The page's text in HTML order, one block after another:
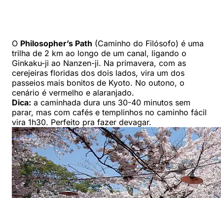
O Philosopher’s Path (Caminho do Filósofo) é uma
trilha de 2 km ao longo de um canal, ligando o
Ginkaku-ji ao Nanzen-ji. Na primavera, com as
cerejeiras floridas dos dois lados, vira um dos
passeios mais bonitos de Kyoto. No outono, o
cenário é vermelho e alaranjado.
Dica: a caminhada dura uns 30-40 minutos sem
parar, mas com cafés e templinhos no caminho fácil
vira 1h30. Perfeito pra fazer devagar.